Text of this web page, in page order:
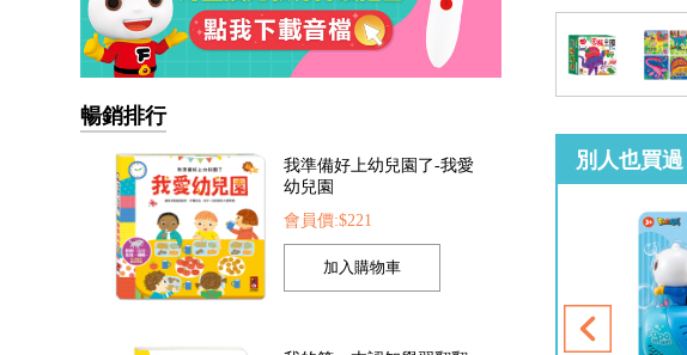
暢銷排行
我準備好上幼兒園了-我愛
我的第一本認知學習翻翻
書-我長大了
別人也買過